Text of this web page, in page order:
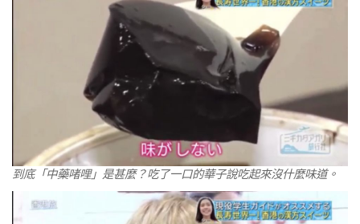
到底「中藥啫哩」是甚麼？吃了一口的華子說吃起來沒什麼味道。